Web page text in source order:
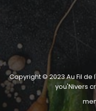
Copyright © 2023 Au Fil
you'Nivers